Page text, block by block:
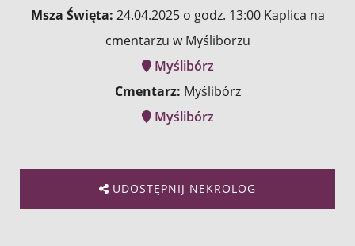
Msza Święta: 24.04.2025 o godz. 13:00 Kaplica na
cmentarzu w Myśliborzu
Myślibórz
Cmentarz: Myślibórz
Myślibórz
UDOSTĘPNIJ NEKROLOG